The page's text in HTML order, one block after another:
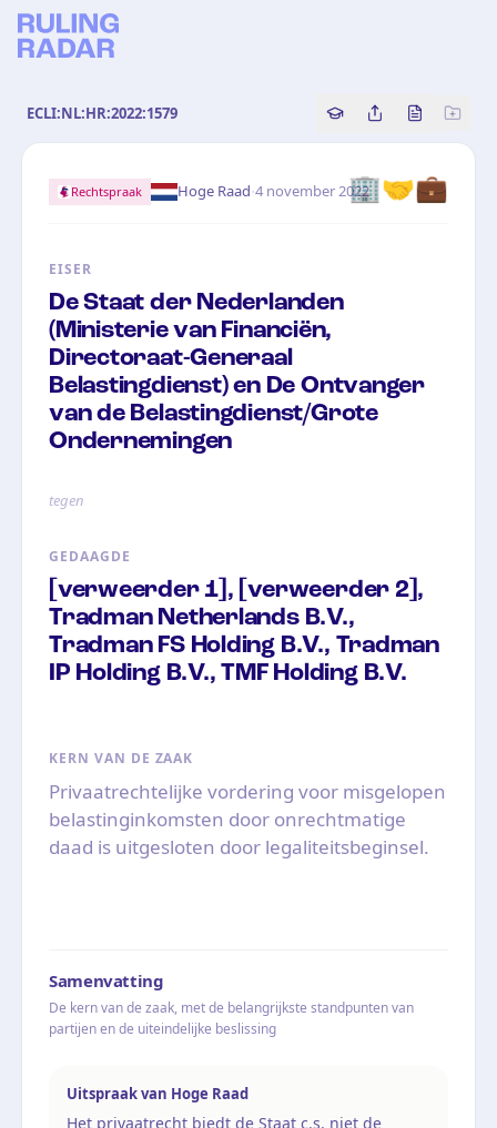
ECLI:NL:HR:2022:1579 Copy source
Share this
Bekijk
🏢🤝💼
Rechtspraak Hoge Raad·4 november 2022
EISER
De Staat der Nederlanden
(Ministerie van Financiën,
Directoraat-Generaal
Belastingdienst) en De Ontvanger
van de Belastingdienst/Grote
Ondernemingen
tegen
GEDAAGDE
[verweerder 1], [verweerder 2],
Tradman Netherlands B.V.,
Tradman FS Holding B.V., Tradman
IP Holding B.V., TMF Holding B.V.
KERN VAN DE ZAAK
Privaatrechtelijke vordering voor misgelopen
belastinginkomsten door onrechtmatige
daad is uitgesloten door legaliteitsbeginsel.
Samenvatting
De kern van de zaak, met de belangrijkste standpunten van
partijen en de uiteindelijke beslissing
Uitspraak van Hoge Raad
Het privaatrecht biedt de Staat c.s. niet de